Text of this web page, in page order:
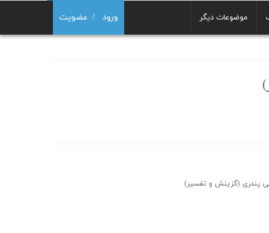
موضوعات دیگر ورود عضویت
پندری (گزینش و تفسیر)